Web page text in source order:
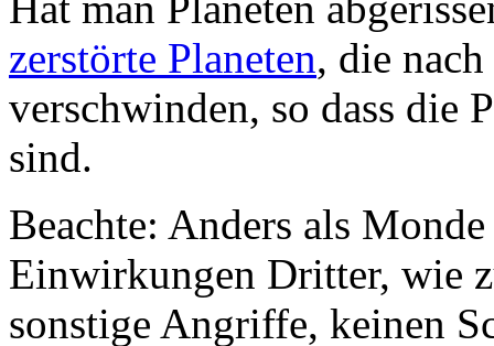
zerstörte Planeten, die
verschwinden, so dass die
sind.
Beachte: Anders als
Einwirkungen Dritter, wie
sonstige Angriffe, keinen